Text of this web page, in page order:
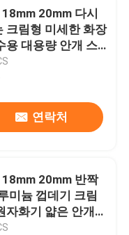
20mm 다시
크림형 미세한 화장
용 대용량 안개 스
연락처
20mm 반짝
미늄 껍데기 크림
자화기 얇은 안개